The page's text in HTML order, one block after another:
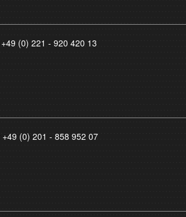
+49 (0) 221 - 920 420 13
+49 (0) 201 - 858 952 07